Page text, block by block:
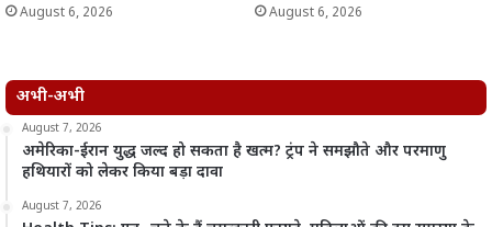
August 6, 2026 August 6, 2026
अभी-अभी
August 7, 2026
अमेरिका-ईरान युद्ध जल्द हो सकता है खत्म? ट्रंप ने समझौते और परमाणु
हथियारों को लेकर किया बड़ा दावा
August 7, 2026